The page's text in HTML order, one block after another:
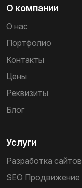
О компании
О нас
Портфолио
Контакты
Цены
Реквизиты
Блог
Услуги
Разработка сайтов
SEO Продвижение